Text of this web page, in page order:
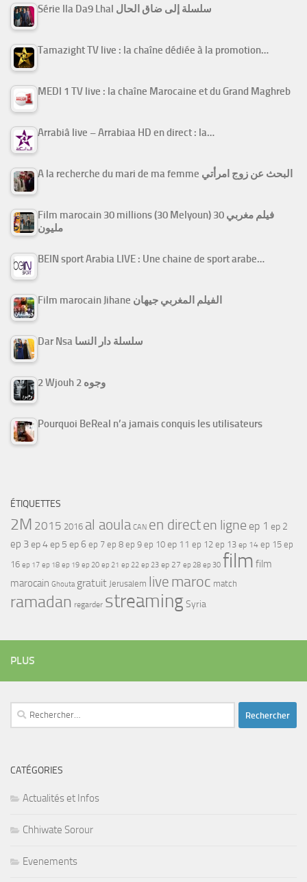
Série Ila Da9 Lhal سلسلة إلى ضاق الحال
Tamazight TV live : la chaîne dédiée à la promotion…
MEDI 1 TV live : la chaîne Marocaine et du Grand Maghreb
Arrabiâ live – Arrabiaa HD en direct : la…
A la recherche du mari de ma femme البحث عن زوج امرأتي
Film marocain 30 millions (30 Melyoun) فيلم مغربي 30
مليون
BEIN sport Arabia LIVE : Une chaine de sport arabe…
Film marocain Jihane الفيلم المغربي جيهان
Dar Nsa سلسلة دار النسا
2 Wjouh 2 وجوه
Pourquoi BeReal n’a jamais conquis les utilisateurs
ÉTIQUETTES
2M 2015 2016 al aoula CAN en directen ligne ep 1 ep 2
ep 3ep 4ep 5 ep 6 ep 7 ep 8 ep 9 ep 10 ep 11 ep 12 ep 13 ep 14 ep 15 ep
16 ep 17 ep 18 ep 19 ep 20 ep 21 ep 22 ep 23 ep 27 ep 28 ep 30 film film
marocain Ghouta gratuit Jerusalem live maroc match
ramadan regarder streamingSyria
PLUS
Rechercher :
CATÉGORIES
Actualités et Infos
Chhiwate Sorour
Evenements